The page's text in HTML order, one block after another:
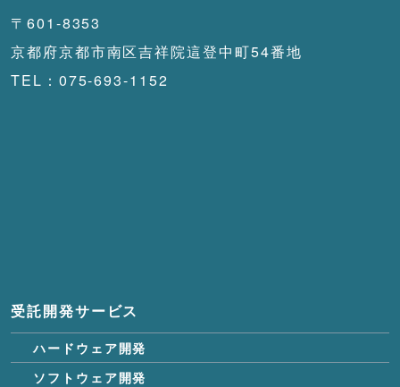
〒601-8353
京都府京都市南区吉祥院這登中町54番地
TEL：075-693-1152
受託開発サービス
ハードウェア開発
ソフトウェア開発